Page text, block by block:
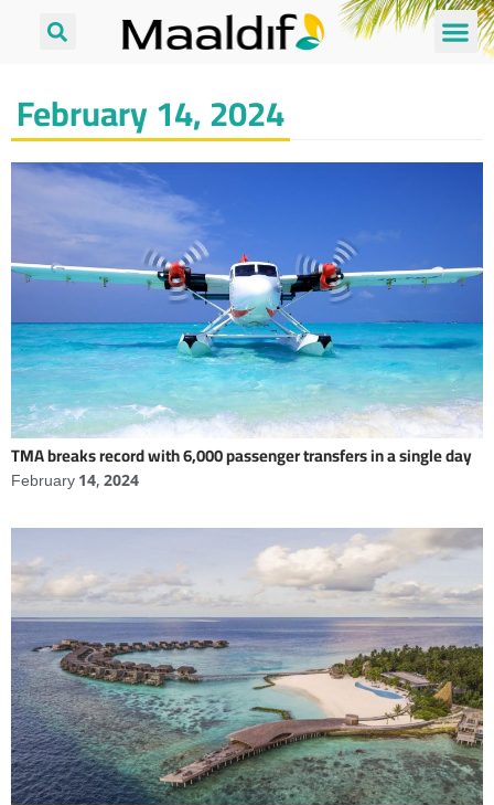
February 14, 2024
TMA breaks record with 6,000 passenger transfers in a single day
February 14, 2024